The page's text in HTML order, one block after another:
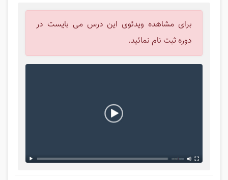
برای مشاهده ویدئوی این درس می بایست در
دوره ثبت نام نمائید.